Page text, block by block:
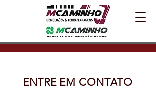
ENTRE EM CONTATO